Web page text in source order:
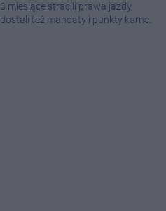
3 miesiące stracili prawa jazdy,
dostali też mandaty i punkty karne.